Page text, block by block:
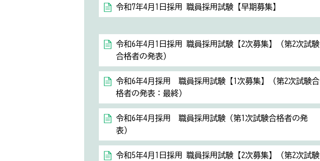
令和7年4月1日採用 職員採用試験【早期募集】
令和6年4月1日採用 職員採用試験【2次募集】（第2次試験
合格者の発表）
令和6年4月採用 職員採用試験【1次募集】（第2次試験合
格者の発表：最終）
令和6年4月採用 職員採用試験（第1次試験合格者の発
表）
令和5年4月1日採用 職員採用試験【2次募集】（第2次試験